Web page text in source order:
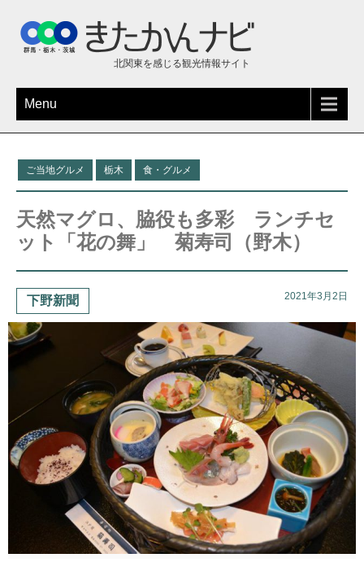
北関東を感じる観光情報サイト
Menu
ご当地グルメ 栃木 食・グルメ
天然マグロ、脇役も多彩 ランチセ
ット「花の舞」 菊寿司（野木）
下野新聞 2021年3月2日